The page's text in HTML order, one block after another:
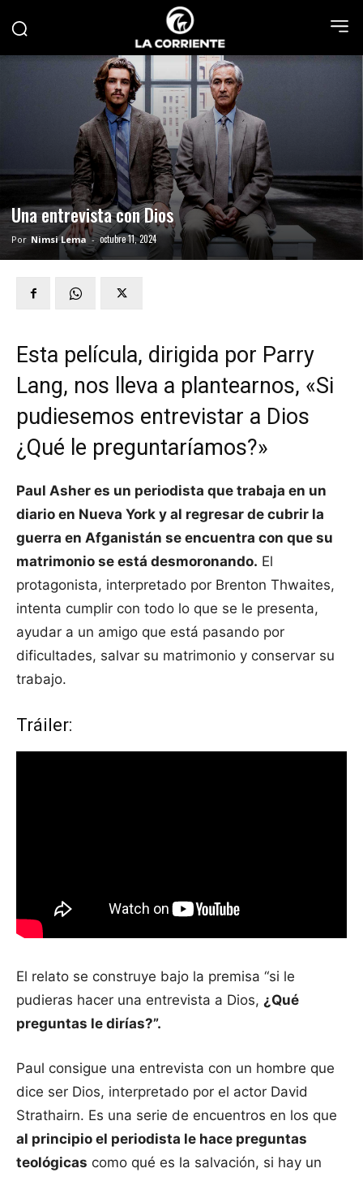
Una entrevista con Dios
Por Nimsi Lema - octubre 11, 2024
Esta película, dirigida por Parry
Lang, nos lleva a plantearnos, «Si
pudiesemos entrevistar a Dios
¿Qué le preguntaríamos?»
Paul Asher es un periodista que trabaja en un
diario en Nueva York y al regresar de cubrir la
guerra en Afganistán se encuentra con que su
matrimonio se está desmoronando. El
protagonista, interpretado por Brenton Thwaites,
intenta cumplir con todo lo que se le presenta,
ayudar a un amigo que está pasando por
dificultades, salvar su matrimonio y conservar su
trabajo.
Tráiler:
El relato se construye bajo la premisa “si le
pudieras hacer una entrevista a Dios, ¿Qué
preguntas le dirías?”.
Paul consigue una entrevista con un hombre que
dice ser Dios, interpretado por el actor David
Strathairn. Es una serie de encuentros en los que
al principio el periodista le hace preguntas
teológicas como qué es la salvación, si hay un